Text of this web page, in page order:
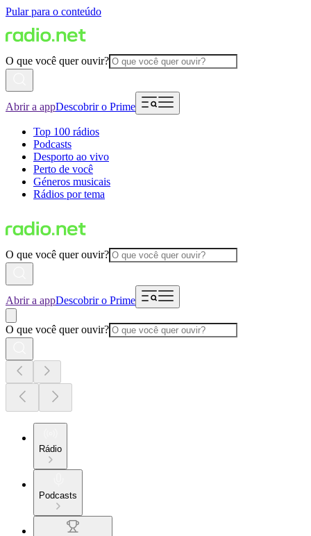
Pular para o conteúdo
O que você quer ouvir?
Abrir a appDescobrir o Prime
Top 100 rádios
Podcasts
Desporto ao vivo
Perto de você
Géneros musicais
Rádios por tema
O que você quer ouvir?
Abrir a appDescobrir o Prime
O que você quer ouvir?
Rádio
Podcasts